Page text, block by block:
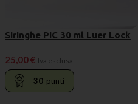
Siringhe PIC 30 ml Luer Lock
25,00€ Iva esclusa
30 punti